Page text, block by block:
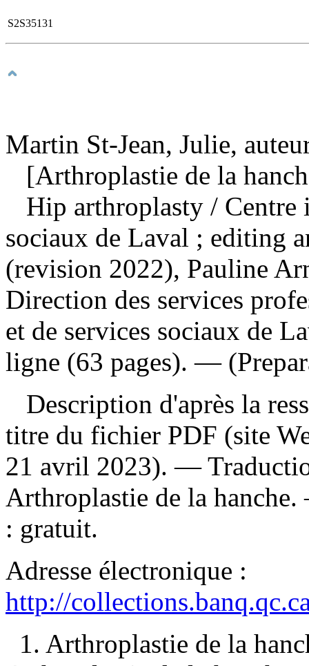
S2S35131
Martin St-Jean, Julie,
[Arthroplastie de la
Hip arthroplasty / Centre
sociaux de Laval ; editing
(revision 2022), Pauline
Direction des services
et de services sociaux de
ligne (63 pages). —
Description d'après la
titre du fichier PDF (site
21 avril 2023). —
Arthroplastie de la
: gratuit.
Adresse électronique :
http://
1. Arthroplastie de la